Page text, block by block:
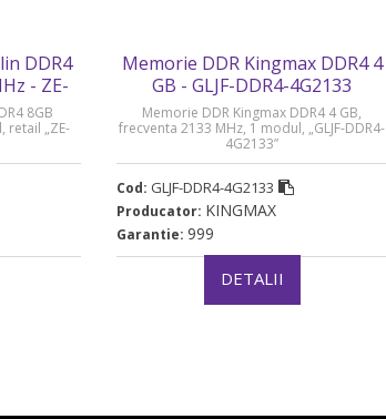
DDR4
- ZE-
8GB
retail „ZE-
Memorie DDR Kingmax DDR4 4
GB - GLJF-DDR4-4G2133
Memorie DDR Kingmax DDR4 4 GB,
frecventa 2133 MHz, 1 modul, „GLJF-DDR4-
4G2133”
Cod: GLJF-DDR4-4G2133
Producator: KINGMAX
Garantie: 999
DETALII